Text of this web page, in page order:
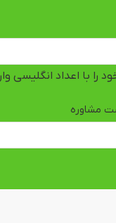
را با اعداد انگلیسی
مشاوره